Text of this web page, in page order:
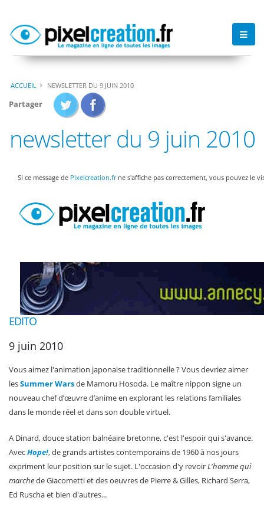
ACCUEIL NEWSLETTER DU 9 JUIN 2010
Partager
newsletter du 9 juin 2010
Si ce message de Pixelcreation.frne s'affiche pas correctement, vous pouvez le
EDITO
9 juin 2010
Vous aimez l'animation japonaise traditionnelle ? Vous devriez aimer
lesSummer Warsde Mamoru Hosoda. Le maître nippon signe un
nouveau chef d’œuvre d’anime en explorant les relations familiales
dans le monde réel et dans son double virtuel.
A Dinard, douce station balnéaire bretonne, c'est l'espoir qui s'avance.
AvecHope!, de grands artistes contemporains de 1960 à nos jours
expriment leur position sur le sujet. L'occasion d'y revoirL'homme qui
marchede Giacometti et des oeuvres de Pierre & Gilles, Richard Serra,
Ed Ruscha et bien d'autres...